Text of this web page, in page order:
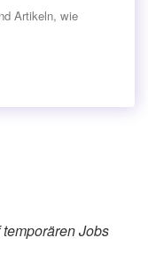
Artikeln, wie
Jobs